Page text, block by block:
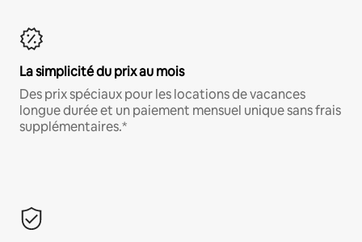
La simplicité du prix au mois
Des prix spéciaux pour les locations de vacances
longue durée et un paiement mensuel unique sans frais
supplémentaires.*